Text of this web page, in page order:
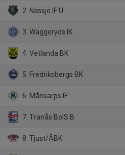
2. Nässjö IF U
3. Waggeryds IK
4. Vetlanda BK
5. Fredriksbergs BK
6. Månsarps IF
7. Tranås BoIS B
8. Tjust/ÅBK